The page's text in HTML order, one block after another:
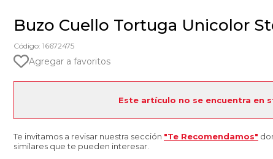
Buzo Cuello Tortuga Unicolor
Código: 16672475
Agregar a favoritos
Este artículo no se encuentra en
Te invitamos a revisar nuestra sección "Te Recomendamos"
similares que te pueden interesar.